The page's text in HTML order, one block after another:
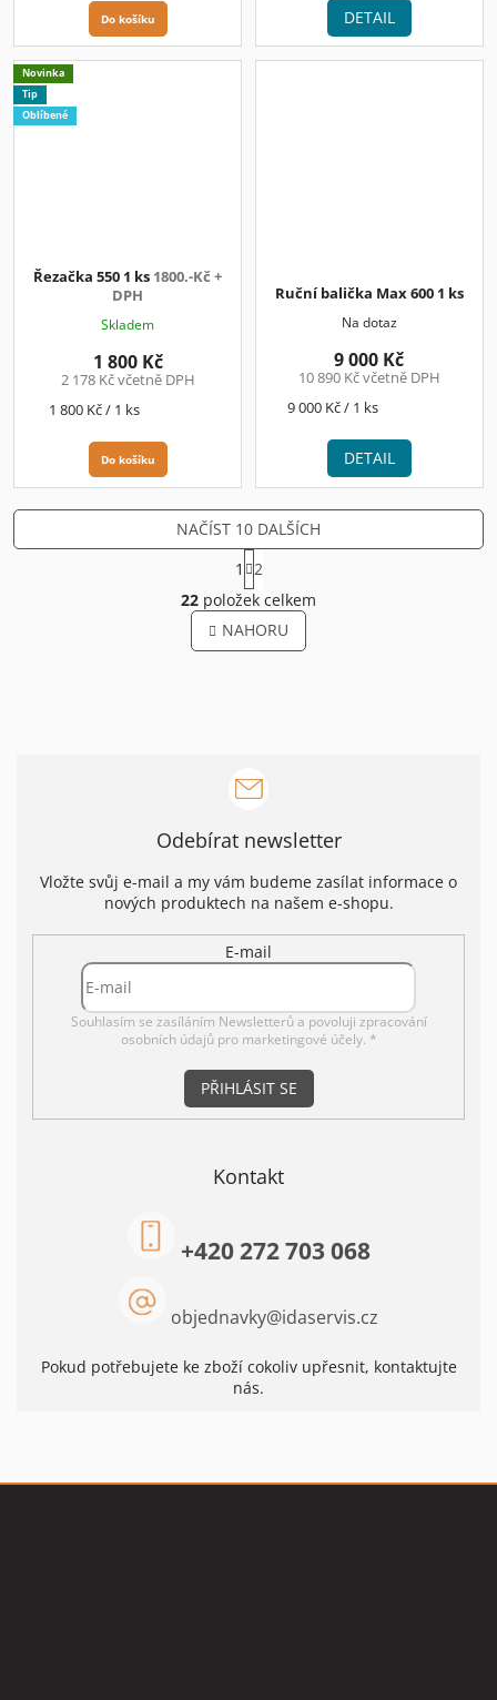
Do košíku DETAIL
Novinka
Tip
Oblíbené
Řezačka 550 1 ks 1800.-Kč +
DPH
Skladem
2 178 Kč včetně DPH
1 800 Kč
Měrná
1 800 Kč / 1 ks
Do košíku
Ruční balička Max 600 1 ks
Na dotaz
10 890 Kč včetně DPH
9 000 Kč
Měrná
9 000 Kč / 1 ks
DETAIL
O
v
l
á
r
v
y
ý
p
s
u
NAČÍST 10 DALŠÍCH
S
t
r
á
n
k
1
2
22 položek celkem
NAHORU
Odebírat newsletter
Vložte svůj e-mail a my vám budeme zasílat informace o
nových produktech na našem e-shopu.
E-mail
Souhlasím se zasíláním Newsletterů a povoluji zpracování
osobních údajů pro marketingové účely. *
PŘIHLÁSIT SE
Kontakt
objednavky@idaservis.cz
+420 272 703 068
Pokud potřebujete ke zboží cokoliv upřesnit, kontaktujte
nás.